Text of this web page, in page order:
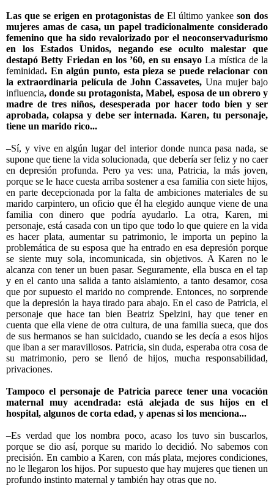
Las que se erigen en protagonistas de El último yankee son dos
mujeres amas de casa, un papel tradicionalmente considerado
femenino que ha sido revalorizado por el neoconservadurismo
en los Estados Unidos, negando ese oculto malestar que
destapó Betty Friedan en los ’60, en su ensayoLa mística de la
feminidad. En algún punto, esta pieza se puede relacionar con
la extraordinaria película de John Cassavetes, Una mujer bajo
influencia, donde su protagonista, Mabel, esposa de un obrero y
madre de tres niños, desesperada por hacer todo bien y ser
aprobada, colapsa y debe ser internada. Karen, tu personaje,
tiene un marido rico...
–Sí, y vive en algún lugar del interior donde nunca pasa nada, se
supone que tiene la vida solucionada, que debería ser feliz y no caer
en depresión profunda. Pero ya ves: una, Patricia, la más joven,
porque se le hace cuesta arriba sostener a esa familia con siete hijos,
en parte decepcionada por la falta de ambiciones materiales de su
marido carpintero, un oficio que él ha elegido aunque viene de una
familia con dinero que podría ayudarlo. La otra, Karen, mi
personaje, está casada con un tipo que todo lo que quiere en la vida
es hacer plata, aumentar su patrimonio, le importa un pepino la
problemática de su esposa que ha entrado en esa depresión porque
se siente muy sola, incomunicada, sin objetivos. A Karen no le
alcanza con tener un buen pasar. Seguramente, ella busca en el tap
y en el canto una salida a tanto aislamiento, a tanto desamor, cosa
que por supuesto el marido no comprende. Entonces, no sorprende
que la depresión la haya tirado para abajo. En el caso de Patricia, el
personaje que hace tan bien Beatriz Spelzini, hay que tener en
cuenta que ella viene de otra cultura, de una familia sueca, que dos
de sus hermanos se han suicidado, cuando se les decía a esos hijos
que iban a ser maravillosos. Patricia, sin duda, esperaba otra cosa de
su matrimonio, pero se llenó de hijos, mucha responsabilidad,
privaciones.
Tampoco el personaje de Patricia parece tener una vocación
maternal muy acendrada: está alejada de sus hijos en el
hospital, algunos de corta edad, y apenas si los menciona...
–Es verdad que los nombra poco, acaso los tuvo sin buscarlos,
porque se dio así, porque su marido lo decidió. No sabemos con
precisión. En cambio a Karen, con más plata, mejores condiciones,
no le llegaron los hijos. Por supuesto que hay mujeres que tienen un
profundo instinto maternal y también hay otras que no.